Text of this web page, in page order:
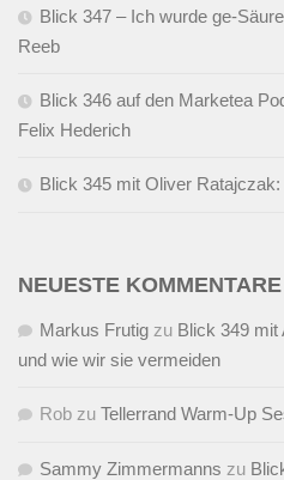
Blick 347 – Ich wurde ge-
Reeb
Blick 346 auf den Marketea
Felix Hederich
Blick 345 mit Oliver
NEUESTE KOMMENTARE
Markus Frutig zu Blick 349 mit
und wie wir sie vermeiden
Rob zu Tellerrand Warm-Up
Sammy Zimmermanns zu